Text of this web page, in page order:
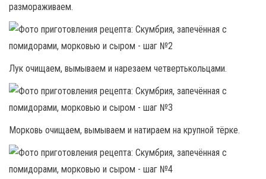
размораживаем.
Лук очищаем, вымываем и нарезаем четвертькольцами.
Морковь очищаем, вымываем и натираем на крупной тёрке.